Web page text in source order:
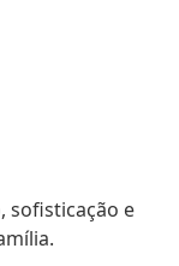
sofisticação e